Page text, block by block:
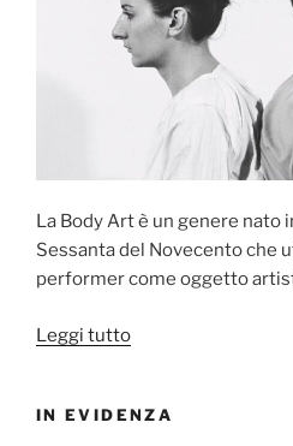
La Body Art è un genere nato
Sessanta del Novecento che
performer come oggetto
Leggi tutto“Body
IN EVIDENZA